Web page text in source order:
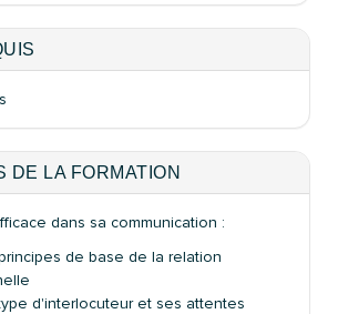
DE LA FORMATION
dans sa communication :
de base de la relation
d'interlocuteur et ses attentes